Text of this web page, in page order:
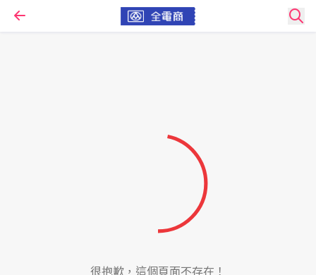
很抱歉，這個頁面不存在！